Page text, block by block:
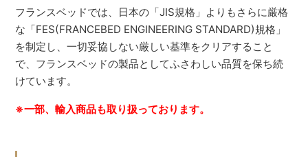
フランスベッドでは、日本の「JIS規格」よりもさらに厳格
な「FES(FRANCEBED ENGINEERING STANDARD)規格」
を制定し、一切妥協しない厳しい基準をクリアすること
で、フランスベッドの製品としてふさわしい品質を保ち続
けています。
※一部、輸入商品も取り扱っております。